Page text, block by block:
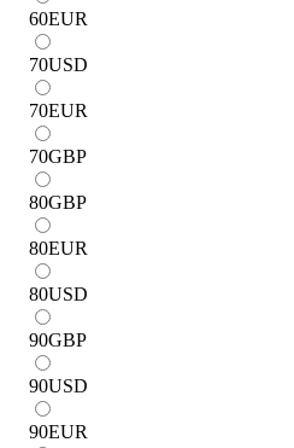
60EUR
70USD
70EUR
70GBP
80GBP
80EUR
80USD
90GBP
90USD
90EUR